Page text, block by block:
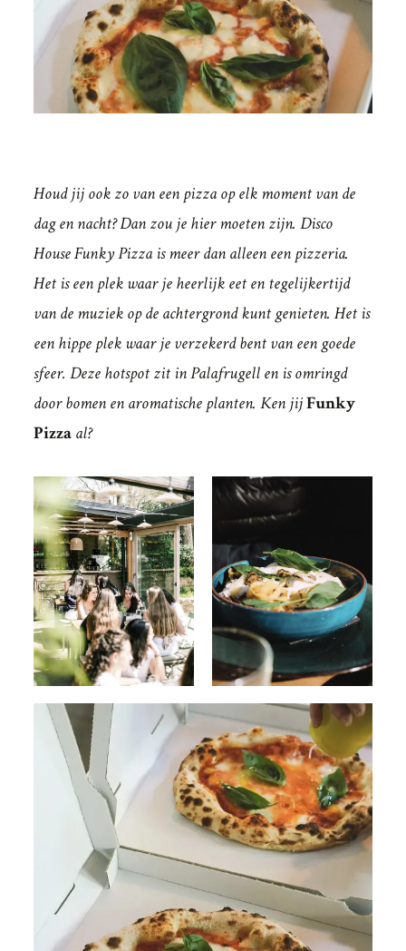
Houd jij ook zo van een pizza op elk moment van de
dag en nacht? Dan zou je hier moeten zijn. Disco
House Funky Pizza is meer dan alleen een pizzeria.
Het is een plek waar je heerlijk eet en tegelijkertijd
van de muziek op de achtergrond kunt genieten. Het is
een hippe plek waar je verzekerd bent van een goede
sfeer. Deze hotspot zit in Palafrugell en is omringd
door bomen en aromatische planten. Ken jijFunky
Pizza al?